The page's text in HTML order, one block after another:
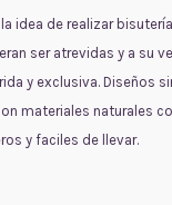
idea de realizar
ser atrevidas y a su
y exclusiva. Diseños
materiales naturales
y faciles de llevar.